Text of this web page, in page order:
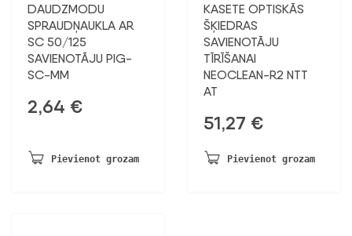
DAUDZMODU
SPRAUDŅAUKLA AR
SC 50/125
SAVIENOTĀJU PIG-
SC-MM
2,64 €
Pievienot grozam
KASETE OPTISKĀS
ŠĶIEDRAS
SAVIENOTĀJU
TĪRĪŠANAI
NEOCLEAN-R2 NTT
AT
51,27 €
Pievienot grozam